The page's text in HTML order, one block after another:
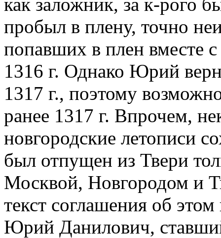
пробыл в плену, точно
попавших в плен вместе
1316 г. Однако Юрий
1317 г., поэтому
ранее 1317 г. Впрочем,
новгородские летописи
был отпущен из Твери
Москвой, Новгородом и
текст соглашения об
Юрий Данилович,